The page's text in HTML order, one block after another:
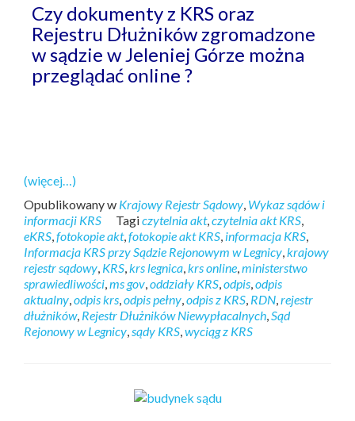
Czy dokumenty z KRS oraz
Rejestru Dłużników zgromadzone
w sądzie w Jeleniej Górze można
przeglądać online ?
(więcej…)
Opublikowany w Krajowy Rejestr Sądowy Wykaz sądów i
informacji KRS
Tagiczytelnia akt, czytelnia akt KRS
eKRS fotokopie akt, fotokopie akt KRS informacja KRS
Informacja KRS przy Sądzie Rejonowym w Legnicy krajowy
rejestr sądowy KRS krs legnica krs online ministerstwo
sprawiedliwości ms gov oddziały KRS odpis odpis
aktualny odpis krs odpis pełny odpis z KRS RDN rejestr
dłużników, Rejestr Dłużników Niewypłacalnych Sąd
Rejonowy w Legnicy sądy KRS wyciąg z KRS